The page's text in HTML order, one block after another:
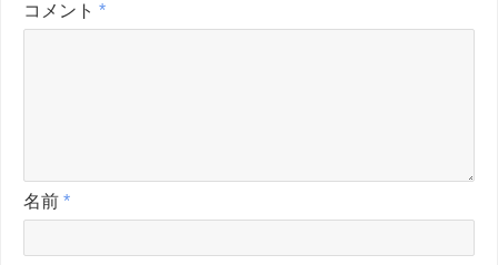
コメント *
名前 *